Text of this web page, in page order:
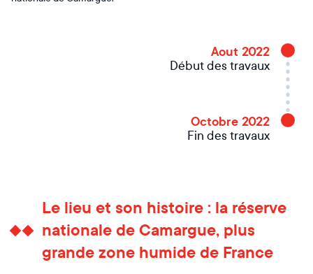
Aout 2022
Début des travaux
Octobre 2022
Fin des travaux
Le lieu et son histoire : la réserve
nationale de Camargue, plus
grande zone humide de France